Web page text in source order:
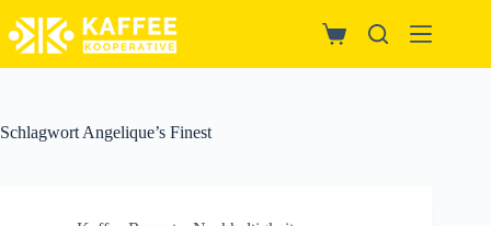
Inhalt
springen
Warenkorb
Schlagwort Angelique’s Finest